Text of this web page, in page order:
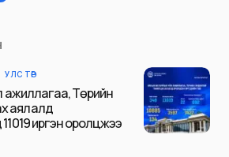
нийтлэхгүй.
УЛС ТӨР
ажиллагаа, Төрийн
аялалд
иргэн оролцжээ